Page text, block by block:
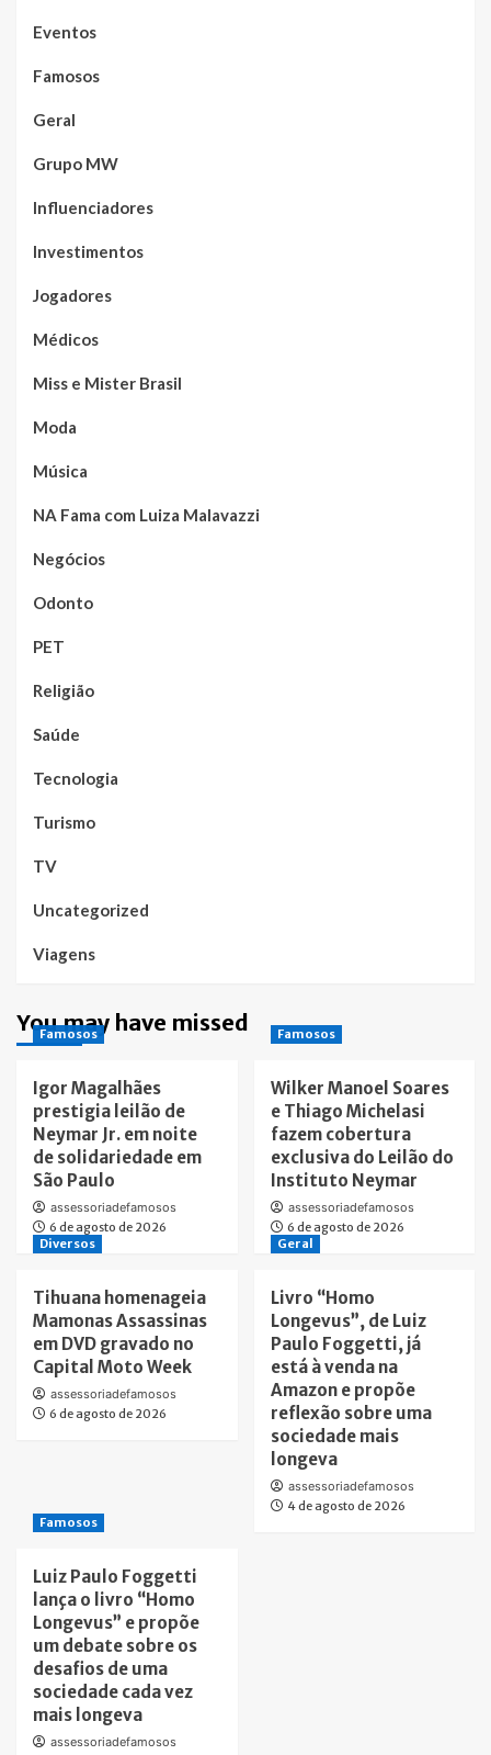
Eventos
Famosos
Geral
Grupo MW
Influenciadores
Investimentos
Jogadores
Médicos
Miss e Mister Brasil
Moda
Música
NA Fama com Luiza Malavazzi
Negócios
Odonto
PET
Religião
Saúde
Tecnologia
Turismo
TV
Uncategorized
Viagens
You may have missed
Famosos
Igor Magalhães
prestigia leilão de
Neymar Jr. em noite
de solidariedade em
São Paulo
assessoriadefamosos
6 de agosto de 2026
Famosos
Wilker Manoel Soares
e Thiago Michelasi
fazem cobertura
exclusiva do Leilão do
Instituto Neymar
assessoriadefamosos
6 de agosto de 2026
Diversos
Tihuana homenageia
Mamonas Assassinas
em DVD gravado no
Capital Moto Week
assessoriadefamosos
6 de agosto de 2026
Geral
Livro “Homo
Longevus”, de Luiz
Paulo Foggetti, já
está à venda na
Amazon e propõe
reflexão sobre uma
sociedade mais
longeva
assessoriadefamosos
4 de agosto de 2026
Famosos
Luiz Paulo Foggetti
lança o livro “Homo
Longevus” e propõe
um debate sobre os
desafios de uma
sociedade cada vez
mais longeva
assessoriadefamosos